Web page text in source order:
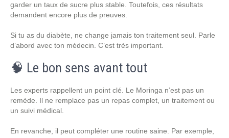
garder un taux de sucre plus stable. Toutefois, ces résultats
demandent encore plus de preuves.
Si tu as du diabète, ne change jamais ton traitement seul. Parle
d’abord avec ton médecin. C’est très important.
🧠 Le bon sens avant tout
Les experts rappellent un point clé. Le Moringa n’est pas un
remède. Il ne remplace pas un repas complet, un traitement ou
un suivi médical.
En revanche, il peut compléter une routine saine. Par exemple,